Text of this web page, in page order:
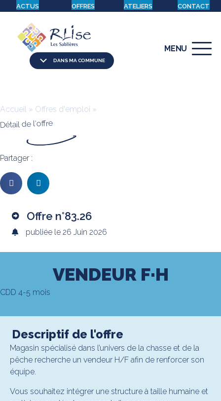
ACTUS OFFRES ATELIERS CONTACT
DANS MA COMMUNE
MENU
Accueil » Offres d'emploi »
Détail de l'offre
Partager :
Offre n°83.26
publiée le 26 Juin 2026
VENDEUR F·H
CDD 4-5 mois
Descriptif de l'offre
Magasin spécialisé dans l’univers de la chasse et de la
pêche recherche un vendeur H/F afin de renforcer son
équipe.
Vous souhaitez intégrer une structure à taille humaine et